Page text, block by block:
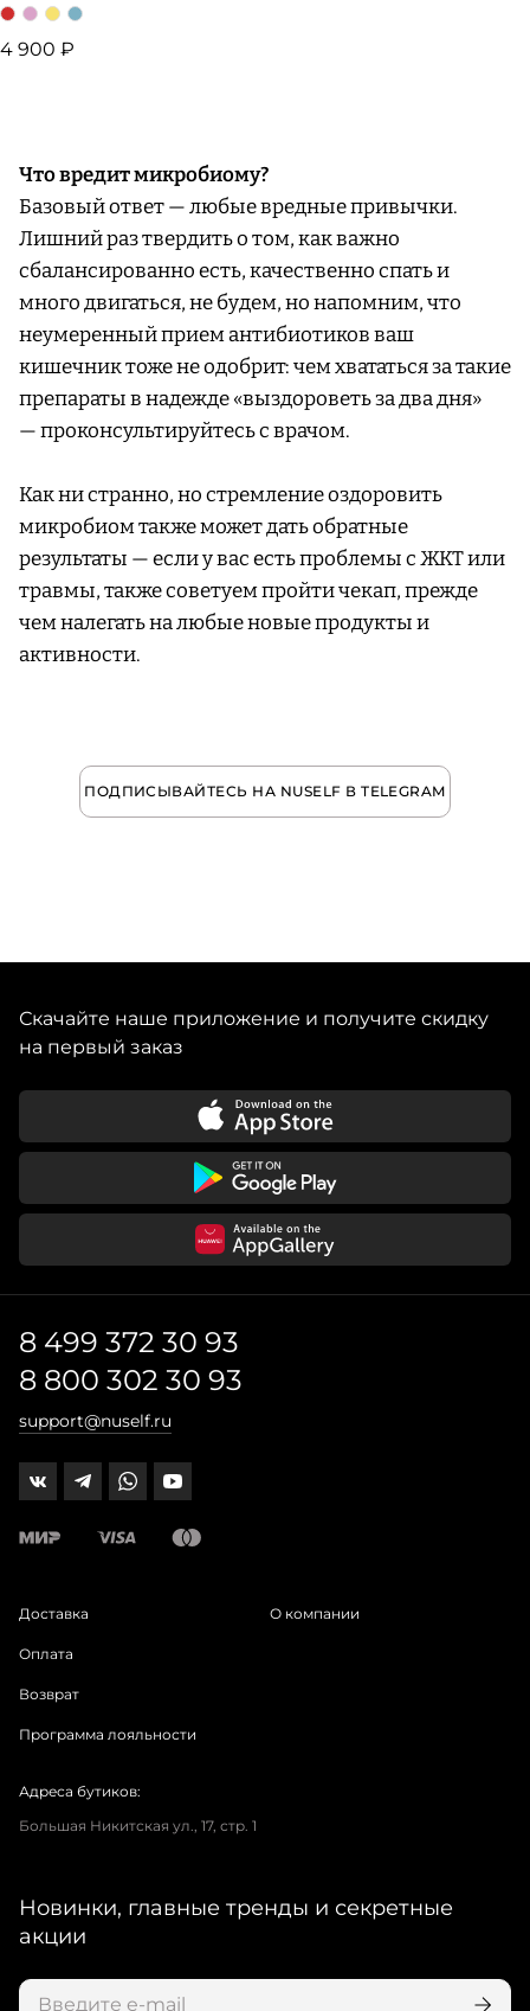
4 900 ₽
Что вредит микробиому?
Базовый ответ — любые вредные привычки.
Лишний раз твердить о том, как важно
сбалансированно есть, качественно спать и
много двигаться, не будем, но напомним, что
неумеренный прием антибиотиков ваш
кишечник тоже не одобрит: чем хвататься за такие
препараты в надежде «выздороветь за два дня»
— проконсультируйтесь с врачом.
Как ни странно, но стремление оздоровить
микробиом также может дать обратные
результаты — если у вас есть проблемы с ЖКТ или
травмы, также советуем пройти чекап, прежде
чем налегать на любые новые продукты и
активности.
ПОДПИСЫВАЙТЕСЬ НА NUSELF В TELEGRAM
Скачайте наше приложение и получите скидку
на первый заказ
8 499 372 30 93
8 800 302 30 93
support@nuself.ru
Доставка
Оплата
Возврат
Программа лояльности
О компании
Адреса бутиков:
Большая Никитская ул., 17, стр. 1
Новинки, главные тренды и секретные
акции